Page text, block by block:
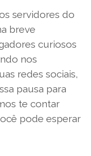
servidores do
breve
curiosos
nos
redes sociais,
pausa para
te contar
pode esperar